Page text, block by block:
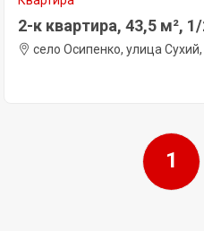
2-к квартира, 43,5 м², 1/
село Осипенко, улица Сухий,
1